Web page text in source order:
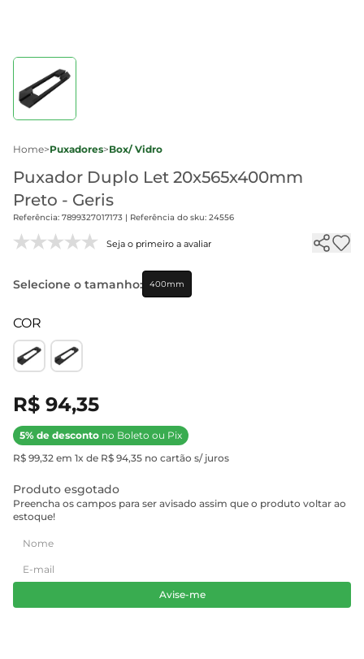
Home>Puxadores>Box/ Vidro
Puxador Duplo Let 20x565x400mm
Preto - Geris
Referência: 7899327017173 | Referência do sku: 24556
Seja o primeiro a avaliar
Selecione o tamanho: 400mm
COR
R$ 94,35
5% de desconto no Boleto ou Pix
R$ 99,32 em 1x de R$ 94,35 no cartão s/ juros
Produto esgotado
Preencha os campos para ser avisado assim que o produto voltar ao
estoque!
Avise-me